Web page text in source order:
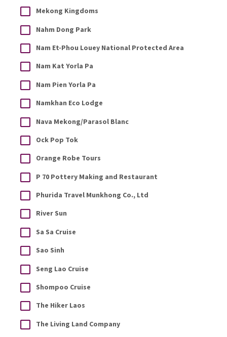
Mekong Kingdoms
Nahm Dong Park
Nam Et-Phou Louey National Protected Area
Nam Kat Yorla Pa
Nam Pien Yorla Pa
Namkhan Eco Lodge
Nava Mekong/Parasol Blanc
Ock Pop Tok
Orange Robe Tours
P 70 Pottery Making and Restaurant
Phurida Travel Munkhong Co., Ltd
River Sun
Sa Sa Cruise
Sao Sinh
Seng Lao Cruise
Shompoo Cruise
The Hiker Laos
The Living Land Company